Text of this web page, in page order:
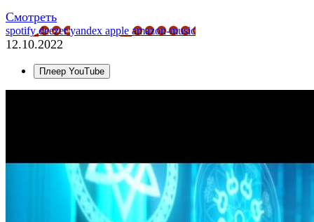
Смотреть
spotifydeezeryandex apple amazon-music
12.10.2022
Плеер YouTube